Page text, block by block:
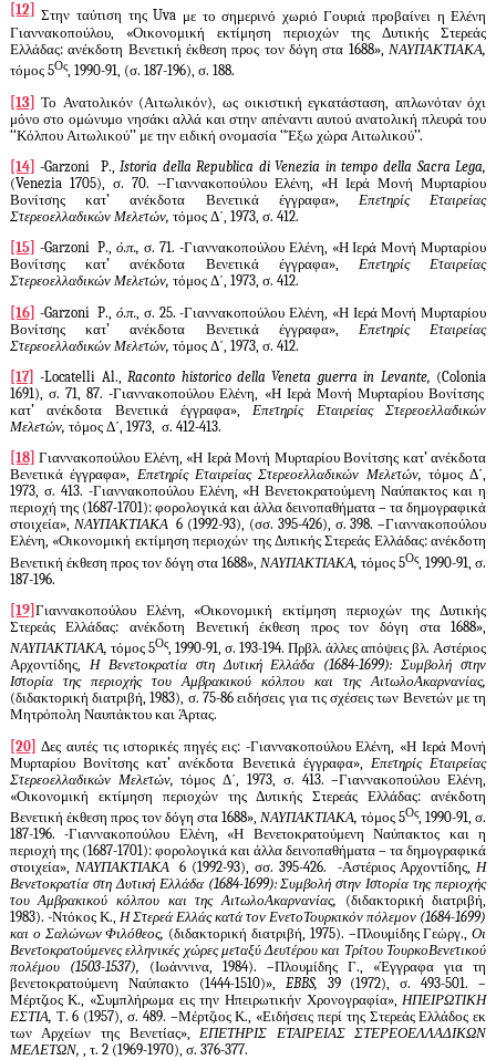
[12]
Στην ταύτιση της Uva με το σημερινό χωριό Γουριά προβαίνει η Ελένη
Γιαννακοπούλου, «Οικονομική εκτίμηση περιοχών της Δυτικής Στερεάς
Ελλάδας: ανέκδοτη Βενετική έκθεση προς τον δόγη στα 1688», ΝΑΥΠΑΚΤΙΑΚΑ,
τόμος 5Ος, 1990-91, (σ. 187-196), σ. 188.
[13] Το Ανατολικόν (Αιτωλικόν), ως οικιστική εγκατάσταση, απλωνόταν όχι
μόνο στο ομώνυμο νησάκι αλλά και στην απέναντι αυτού ανατολική πλευρά του
‘‘Κόλπου Αιτωλικού’’ με την ειδική ονομασία ‘‘Έξω χώρα Αιτωλικού’’.
[14] -Garzoni P., Istoria della Republica di Venezia in tempo della Sacra Lega,
(Venezia 1705), σ. 70. --Γιαννακοπούλου Ελένη, «Η Ιερά Μονή Μυρταρίου
Βονίτσης κατ’ ανέκδοτα Βενετικά έγγραφα», Επετηρίς Εταιρείας
Στερεοελλαδικών Μελετών, τόμος Δ΄, 1973, σ. 412.
[15] -Garzoni P.,ό.π.,σ. 71. -Γιαννακοπούλου Ελένη, «Η Ιερά Μονή Μυρταρίου
Βονίτσης κατ’ ανέκδοτα Βενετικά έγγραφα», Επετηρίς Εταιρείας
Στερεοελλαδικών Μελετών, τόμος Δ΄, 1973, σ. 412.
[16] -Garzoni P., ό.π. , σ. 25. -Γιαννακοπούλου Ελένη, «Η Ιερά Μονή Μυρταρίου
Βονίτσης κατ’ ανέκδοτα Βενετικά έγγραφα», Επετηρίς Εταιρείας
Στερεοελλαδικών Μελετών, τόμος Δ΄, 1973, σ. 412.
[17] -Locatelli Al., Raconto historico della Veneta guerra in Levante, (Colonia
1691), σ. 71, 87. -Γιαννακοπούλου Ελένη, «Η Ιερά Μονή Μυρταρίου Βονίτσης
κατ’ ανέκδοτα Βενετικά έγγραφα», Επετηρίς Εταιρείας Στερεοελλαδικών
Μελετών, τόμος Δ΄, 1973, σ. 412-413.
[18] Γιαννακοπούλου Ελένη, «Η Ιερά Μονή Μυρταρίου Βονίτσης κατ’ ανέκδοτα
Βενετικά έγγραφα», Επετηρίς Εταιρείας Στερεοελλαδικών Μελετών, τόμος Δ΄,
1973, σ. 413. -Γιαννακοπούλου Ελένη, «Η Βενετοκρατούμενη Ναύπακτος και η
περιοχή της (1687-1701): φορολογικά και άλλα δεινοπαθήματα – τα δημογραφικά
στοιχεία», ΝΑΥΠΑΚΤΙΑΚΑ6 (1992-93), (σσ. 395-426), σ. 398. –Γιαννακοπούλου
Ελένη, «Οικονομική εκτίμηση περιοχών της Δυτικής Στερεάς Ελλάδας: ανέκδοτη
Βενετική έκθεση προς τον δόγη στα 1688», ΝΑΥΠΑΚΤΙΑΚΑ,τόμος 5Ος, 1990-91, σ.
187-196.
[19] Γιαννακοπούλου Ελένη, «Οικονομική εκτίμηση περιοχών της Δυτικής
Στερεάς Ελλάδας: ανέκδοτη Βενετική έκθεση προς τον δόγη στα 1688»,
ΝΑΥΠΑΚΤΙΑΚΑ, τόμος 5Ος, 1990-91, σ. 193-194. Πρβλ. άλλες απόψεις βλ. Αστέριος
Αρχοντίδης, Η Βενετοκρατία στη Δυτική Ελλάδα (1684-1699): Συμβολή στην
Ιστορία της περιοχής του Αμβρακικού κόλπου και της ΑιτωλοΑκαρνανίας,
(διδακτορική διατριβή, 1983), σ. 75-86 ειδήσεις για τις σχέσεις των Βενετών με τη
Μητρόπολη Ναυπάκτου και Άρτας.
[20] Δες αυτές τις ιστορικές πηγές εις: -Γιαννακοπούλου Ελένη, «Η Ιερά Μονή
Μυρταρίου Βονίτσης κατ’ ανέκδοτα Βενετικά έγγραφα», Επετηρίς Εταιρείας
Στερεοελλαδικών Μελετών,τόμος Δ΄, 1973, σ. 413. –Γιαννακοπούλου Ελένη,
«Οικονομική εκτίμηση περιοχών της Δυτικής Στερεάς Ελλάδας: ανέκδοτη
Βενετική έκθεση προς τον δόγη στα 1688»,ΝΑΥΠΑΚΤΙΑΚΑ,τόμος 5Ος, 1990-91, σ.
187-196. -Γιαννακοπούλου Ελένη, «Η Βενετοκρατούμενη Ναύπακτος και η
περιοχή της (1687-1701): φορολογικά και άλλα δεινοπαθήματα – τα δημογραφικά
στοιχεία», ΝΑΥΠΑΚΤΙΑΚΑ6 (1992-93), σσ. 395-426. -Αστέριος Αρχοντίδης,Η
Βενετοκρατία στη Δυτική Ελλάδα (1684-1699): Συμβολή στην Ιστορία της περιοχής
του Αμβρακικού κόλπου και της ΑιτωλοΑκαρνανίας, (διδακτορική διατριβή,
1983). -Ντόκος Κ., Η Στερεά Ελλάς κατά τον ΕνετοΤουρκικόν πόλεμον (1684-1699)
και ο Σαλώνων Φιλόθεος, (διδακτορική διατριβή, 1975). –Πλουμίδης Γεώργ.,Οι
Βενετοκρατούμενες ελληνικές χώρες μεταξύ Δευτέρου και Τρίτου ΤουρκοΒενετικού
πολέμου (1503-1537), (Ιωάννινα, 1984). –Πλουμίδης Γ., «Έγγραφα για τη
βενετοκρατούμενη Ναύπακτο (1444-1510)», EBBS, 39 (1972), σ. 493-501. –
Μέρτζιος Κ., «Συμπλήρωμα εις την Ηπειρωτικήν Χρονογραφία»,ΗΠΕΙΡΩΤΙΚΗ
ΕΣΤΙΑ, Τ. 6 (1957), σ. 489. –Μέρτζιος Κ., «Ειδήσεις περί της Στερεάς Ελλάδος εκ
των Αρχείων της Βενετίας»,ΕΠΕΤΗΡΙΣ ΕΤΑΙΡΕΙΑΣ ΣΤΕΡΕΟΕΛΛΑΔΙΚΩΝ
ΜΕΛΕΤΩΝ, , τ. 2 (1969-1970), σ. 376-377.